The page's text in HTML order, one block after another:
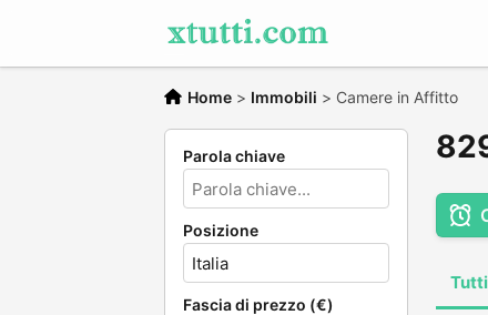
Home > Immobili > Camere in Affitto
Parola chiave
Posizione
Fascia di prezzo (€)